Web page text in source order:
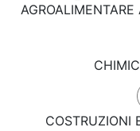
AGROALIMENTARE
COSTRUZIONI